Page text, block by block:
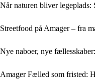
Når naturen bliver
Streetfood på Amager – fra
Nye naboer, nye
Amager Fælled som fristed: